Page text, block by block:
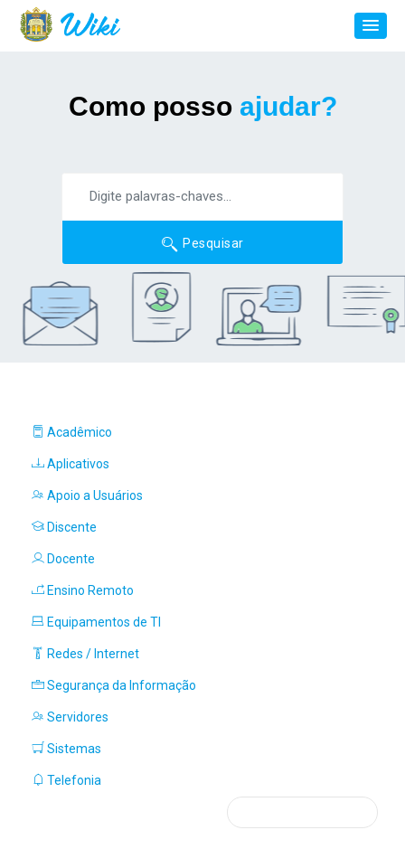
Como posso ajudar?
Pesquisar
Acadêmico
Aplicativos
Apoio a Usuários
Discente
Docente
Ensino Remoto
Equipamentos de TI
Redes / Internet
Segurança da Informação
Servidores
Sistemas
Telefonia